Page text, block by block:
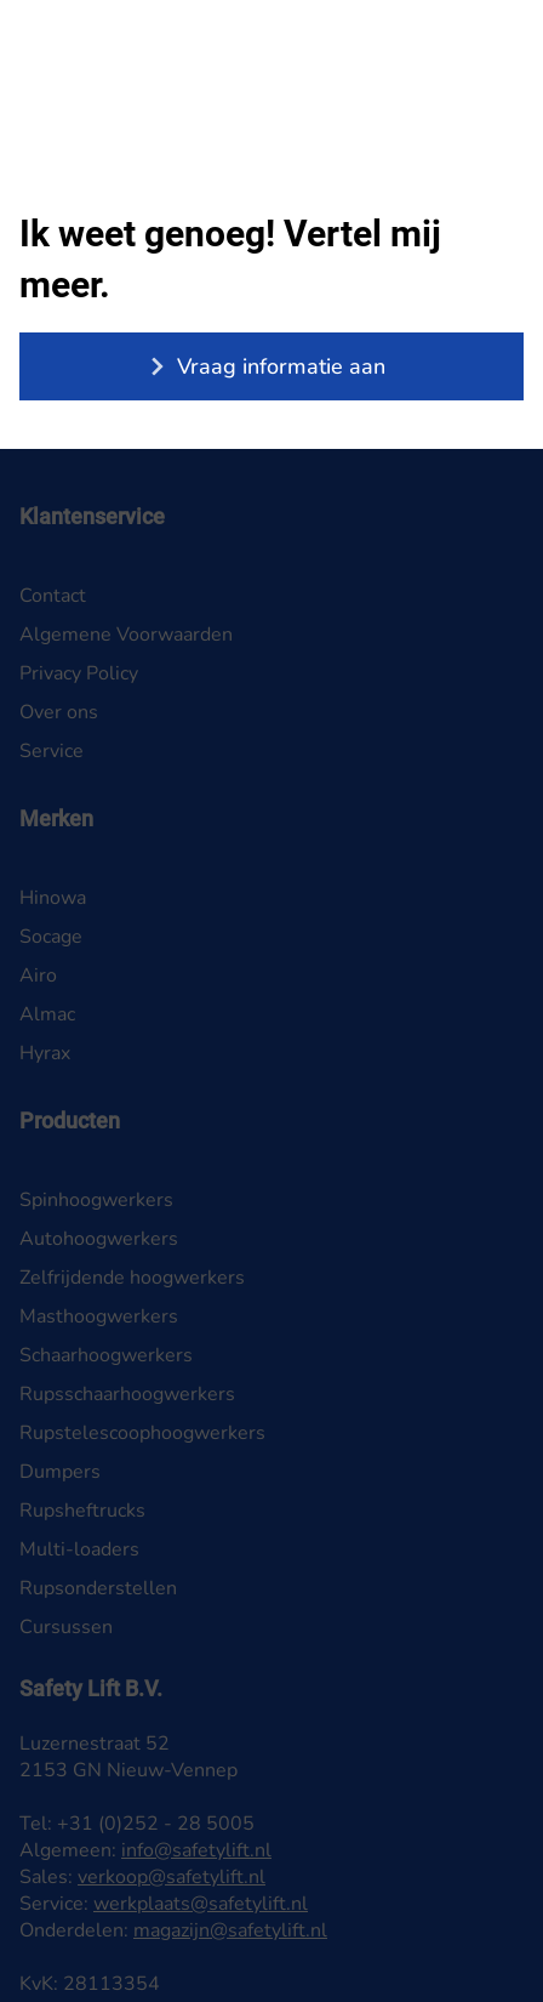
Ik weet genoeg! Vertel mij
meer.
Vraag informatie aan
Safety Lift B.V.
Luzernestraat 52
2153 GN Nieuw-Vennep
Tel: +31 (0)252 - 28 5005
Algemeen: info@safetylift.nl
Sales: verkoop@safetylift.nl
Service: werkplaats@safetylift.nl
Onderdelen: magazijn@safetylift.nl
KvK: 28113354
Klantenservice
Contact
Algemene Voorwaarden
Privacy Policy
Over ons
Service
Merken
Hinowa
Socage
Airo
Almac
Hyrax
Producten
Spinhoogwerkers
Autohoogwerkers
Zelfrijdende hoogwerkers
Masthoogwerkers
Schaarhoogwerkers
Rupsschaarhoogwerkers
Rupstelescoophoogwerkers
Dumpers
Rupsheftrucks
Multi-loaders
Rupsonderstellen
Cursussen